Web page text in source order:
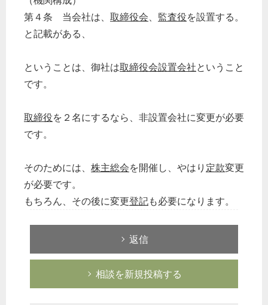
第４条 当会社は、 取締役会、 監査役を設置する。
と記載がある、
ということは、御社は取締役会設置会社ということ
です。
取締役を２名にするなら、非設置会社に変更が必要
です。
そのためには、 株主総会を開催し、やはり 定款変更
が必要です。
もちろん、その後に変更登記も必要になります。
返信
相談を新規投稿する